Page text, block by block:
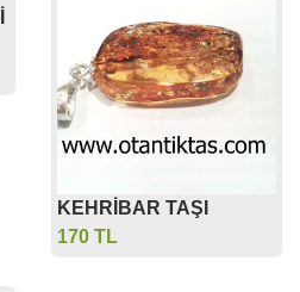
KEHRİBAR TAŞI
170 TL